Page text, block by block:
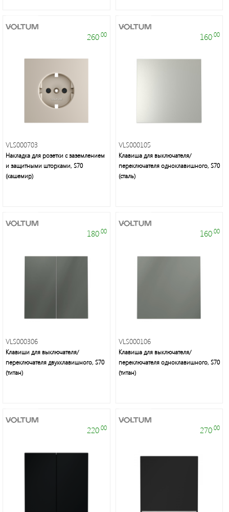
праздничное
лампы
нового
поколения,
осветительное
260.00
VLS000703
Накладка для розетки с заземлением
и защитными шторками, S70
(кашемир)
160.00
VLS000105
Клавиша для выключателя/
переключателя одноклавишного, S70
(сталь)
180.00
VLS000306
Клавиши для выключателя/
переключателя двухклавишного, S70
(титан)
160.00
VLS000106
Клавиша для выключателя/
переключателя одноклавишного, S70
(титан)
220.00 270.00